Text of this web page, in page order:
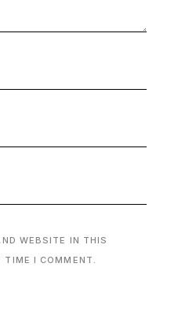
WEBSITE IN THIS
TIME I COMMENT.